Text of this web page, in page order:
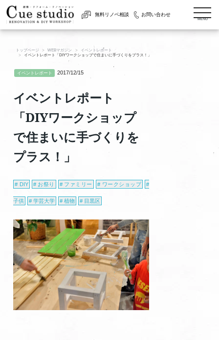
無料リノベ相談 お問い合わせ
MENU
トップページ WEBマガジン
イベントレポート
イベントレポート「DIYワークショップで住まいに手づくりをプラス！」
イベントレポート 2017/12/15
イベントレポート
「DIYワークショップ
で住まいに手づくりを
プラス！」
DIY お祭り ファミリー ワークショップ
子供 学芸大学 植物 目黒区